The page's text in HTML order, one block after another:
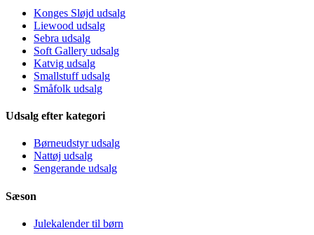
Konges Sløjd udsalg
Liewood udsalg
Sebra udsalg
Soft Gallery udsalg
Katvig udsalg
Smallstuff udsalg
Småfolk udsalg
Udsalg efter kategori
Børneudstyr udsalg
Nattøj udsalg
Sengerande udsalg
Sæson
Julekalender til børn